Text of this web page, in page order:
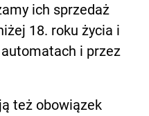
ich sprzedaż
18. roku życia i
i przez
też obowiązek